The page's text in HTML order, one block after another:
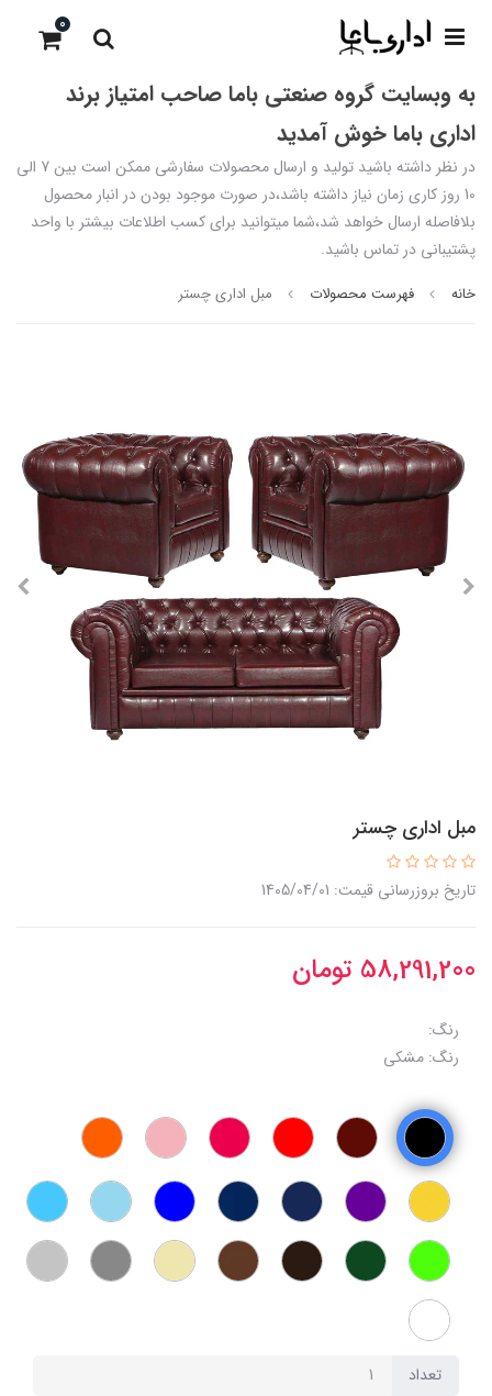
به وبسایت گروه صنعتی باما صاحب امتیاز برند
اداری باما خوش آمدید
در نظر داشته باشید تولید و ارسال محصولات سفارشی ممکن است بین 7 الی
10 روز کاری زمان نیاز داشته باشد،در صورت موجود بودن در انبار محصول
بلافاصله ارسال خواهد شد،شما میتوانید برای کسب اطلاعات بیشتر با واحد
پشتیبانی در تماس باشید.
0
خانه فهرست محصولات مبل اداری چستر
مبل اداری چستر
تاریخ بروزرسانی قیمت: 1405/04/01
58,291,200 تومان
رنگ:
رنگ: مشکی
تعداد